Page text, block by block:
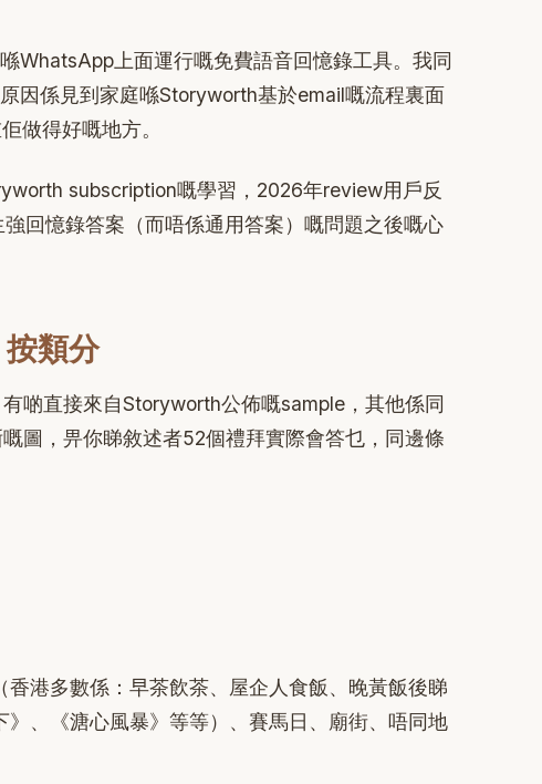
喺WhatsApp上面運行嘅免費語音回憶錄工具。我同
因係見到家庭喺Storyworth基於email嘅流程裏面
做得好嘅地方。
subscription嘅學習，2026年review用戶反
回憶錄答案（而唔係通用答案）嘅問題之後嘅心
類分
啲直接來自Storyworth公佈嘅sample，其他係同
圖，畀你睇敘述者52個禮拜實際會答乜，同邊條
港多數係：早茶飲茶、屋企人食飯、晚黃飯後睇
、《溏心風暴》等等）、賽馬日、廟街、唔同地